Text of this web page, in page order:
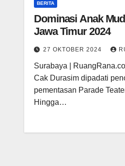
BERITA
Dominasi Anak
Jawa Timur 2024
27 OKTOBER 2024
Surabaya |
Cak Durasim dipadati
pementasan Parade
Hingga…